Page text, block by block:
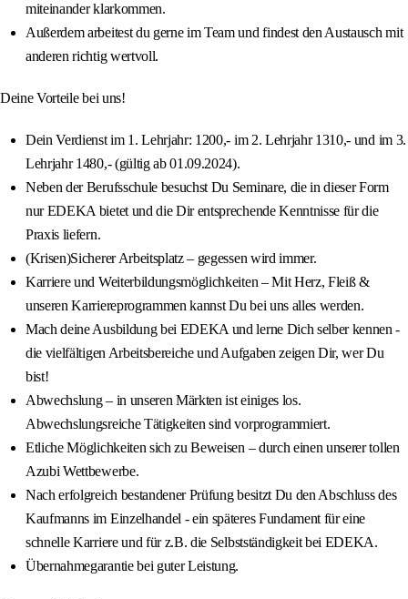
miteinander klarkommen.
Außerdem arbeitest du gerne im Team und findest den Austausch mit
anderen richtig wertvoll.
Deine Vorteile bei uns!
Dein Verdienst im 1. Lehrjahr: 1200,- im 2. Lehrjahr 1310,- und im 3.
Lehrjahr 1480,- (gültig ab 01.09.2024).
Neben der Berufsschule besuchst Du Seminare, die in dieser Form
nur EDEKA bietet und die Dir entsprechende Kenntnisse für die
Praxis liefern.
(Krisen)Sicherer Arbeitsplatz – gegessen wird immer.
Karriere und Weiterbildungsmöglichkeiten – Mit Herz, Fleiß &
unseren Karriereprogrammen kannst Du bei uns alles werden.
Mach deine Ausbildung bei EDEKA und lerne Dich selber kennen -
die vielfältigen Arbeitsbereiche und Aufgaben zeigen Dir, wer Du
bist!
Abwechslung – in unseren Märkten ist einiges los.
Abwechslungsreiche Tätigkeiten sind vorprogrammiert.
Etliche Möglichkeiten sich zu Beweisen – durch einen unserer tollen
Azubi Wettbewerbe.
Nach erfolgreich bestandener Prüfung besitzt Du den Abschluss des
Kaufmanns im Einzelhandel - ein späteres Fundament für eine
schnelle Karriere und für z.B. die Selbstständigkeit bei EDEKA.
Übernahmegarantie bei guter Leistung.